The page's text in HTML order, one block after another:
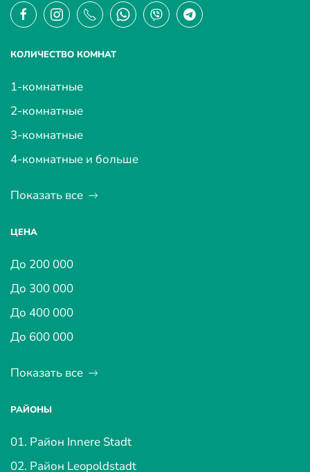
КОЛИЧЕСТВО КОМНАТ
1-комнатные
2-комнатные
3-комнатные
4-комнатные и больше
Показать все
ЦЕНА
До 200 000
До 300 000
До 400 000
До 600 000
Показать все
РАЙОНЫ
01. Район Innere Stadt
02. Район Leopoldstadt